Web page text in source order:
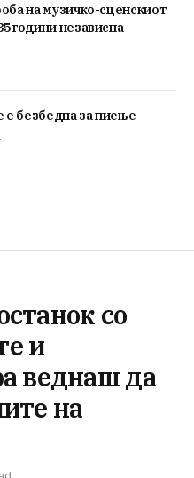
на музичко-сценскиот
години независна
е безбедна за пиење
со
и
веднаш да
на